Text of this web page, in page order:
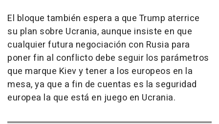
El bloque también espera a que Trump aterrice
su plan sobre Ucrania, aunque insiste en que
cualquier futura negociación con Rusia para
poner fin al conflicto debe seguir los parámetros
que marque Kiev y tener a los europeos en la
mesa, ya que a fin de cuentas es la seguridad
europea la que está en juego en Ucrania.